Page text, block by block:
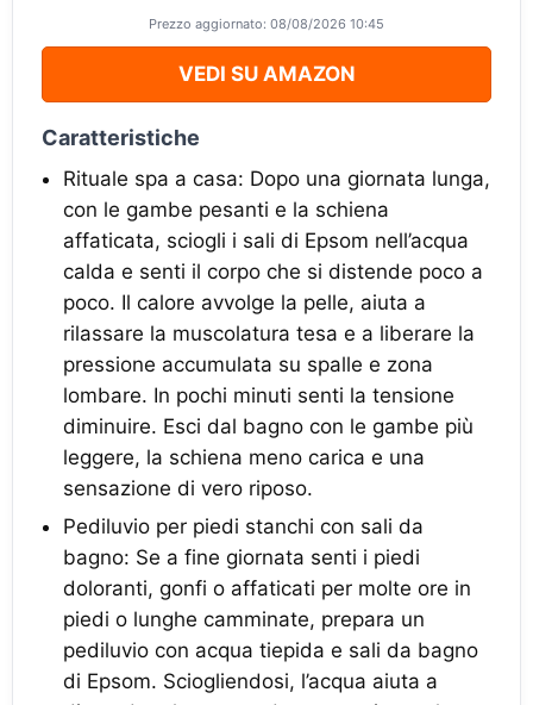
Prezzo aggiornato: 08/08/2026 10:45
VEDI SU AMAZON
Caratteristiche
Rituale spa a casa: Dopo una giornata lunga,
con le gambe pesanti e la schiena
affaticata, sciogli i sali di Epsom nell’acqua
calda e senti il corpo che si distende poco a
poco. Il calore avvolge la pelle, aiuta a
rilassare la muscolatura tesa e a liberare la
pressione accumulata su spalle e zona
lombare. In pochi minuti senti la tensione
diminuire. Esci dal bagno con le gambe più
leggere, la schiena meno carica e una
sensazione di vero riposo.
Pediluvio per piedi stanchi con sali da
bagno: Se a fine giornata senti i piedi
doloranti, gonfi o affaticati per molte ore in
piedi o lunghe camminate, prepara un
pediluvio con acqua tiepida e sali da bagno
di Epsom. Sciogliendosi, l’acqua aiuta a